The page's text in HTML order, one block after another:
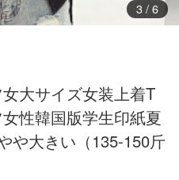
3/ 6
大サイズ女装上着T
性韓国版学生印紙夏
や大きい（135-150斤